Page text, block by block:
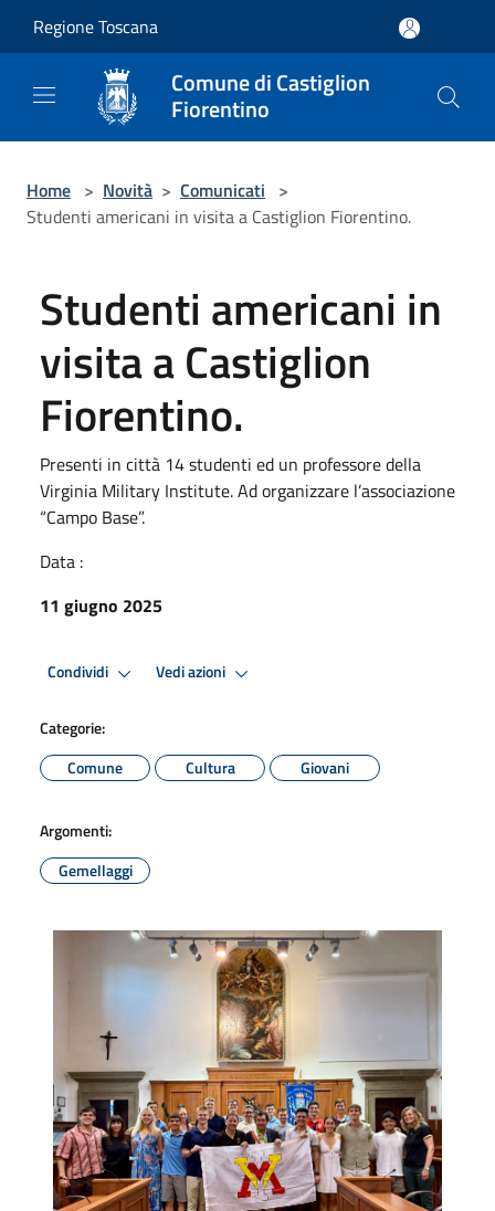
Regione Toscana
Comune di Castiglion
Fiorentino
Home > Novità > Comunicati >
Studenti americani in visita a Castiglion Fiorentino.
Studenti americani in
visita a Castiglion
Fiorentino.
Presenti in città 14 studenti ed un professore della
Virginia Military Institute. Ad organizzare l’associazione
“Campo Base”.
Data :
11 giugno 2025
Condividi Vedi azioni
Categorie:
Comune
Cultura Giovani
Argomenti:
Gemellaggi